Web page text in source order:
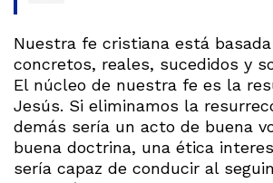
Nuestra fe cristiana está
concretos, reales, sucedidos y
El núcleo de nuestra fe es la
Jesús. Si eliminamos la
demás sería un acto de buena
buena doctrina, una ética
sería capaz de conducir al